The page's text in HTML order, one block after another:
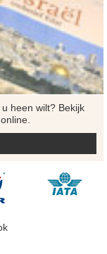
heen wilt? Bekijk